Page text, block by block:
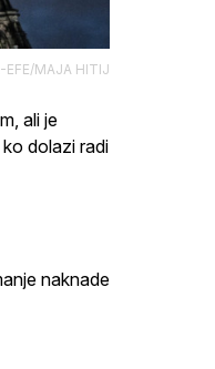
EFE/MAJA HITIJ
ali je
dolazi radi
naknade